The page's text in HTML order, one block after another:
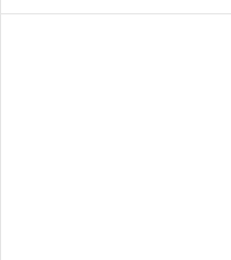
rozpoznatelných stylistických